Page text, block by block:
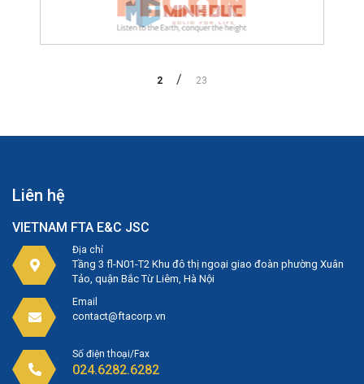
2 23
Liên hệ
VIETNAM FTA E&C JSC
Địa chỉ
Tầng 3 fl-N01-T2 Khu đô thị ngoại giao đoàn phường Xuân
Tảo, quận Bắc Từ Liêm, Hà Nội
Email
contact@ftacorp.vn
Số điện thoại/Fax
024.6282.6282